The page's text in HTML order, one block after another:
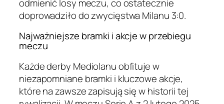
odmienić losy meczu, co ostatecznie
doprowadziło do zwycięstwa Milanu 3:0.
Najważniejsze bramki i akcje w przebiegu
meczu
Każde derby Mediolanu obfituje w
niezapomniane bramki i kluczowe akcje,
które na zawsze zapisują się w historii tej